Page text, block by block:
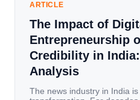
ARTICLE
The Impact of
Entrepreneurship
Credibility in
Analysis
The news industry in India